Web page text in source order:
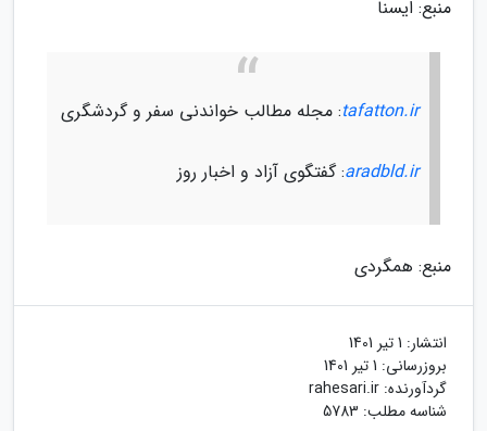
منبع: ایسنا
tafatton.ir: مجله مطالب خواندنی سفر و گردشگری
aradbld.ir: گفتگوی آزاد و اخبار روز
منبع: همگردی
انتشار: 1 تیر 1401
بروزرسانی: 1 تیر 1401
گردآورنده: rahesari.ir
شناسه مطلب: 5783